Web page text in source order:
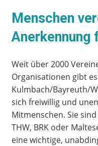
Menschen
Anerkennung
Weit über 2000
Organisationen gibt
Kulmbach/Bayreuth/
sich freiwillig und
Mitmenschen. Sie
THW, BRK oder
eine wichtige,